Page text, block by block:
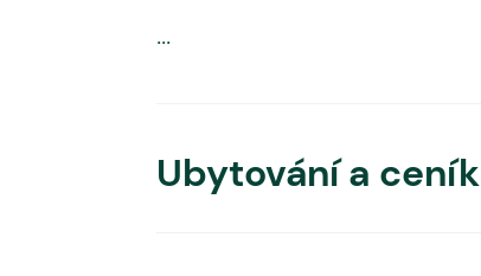
...
Ubytování a ceník